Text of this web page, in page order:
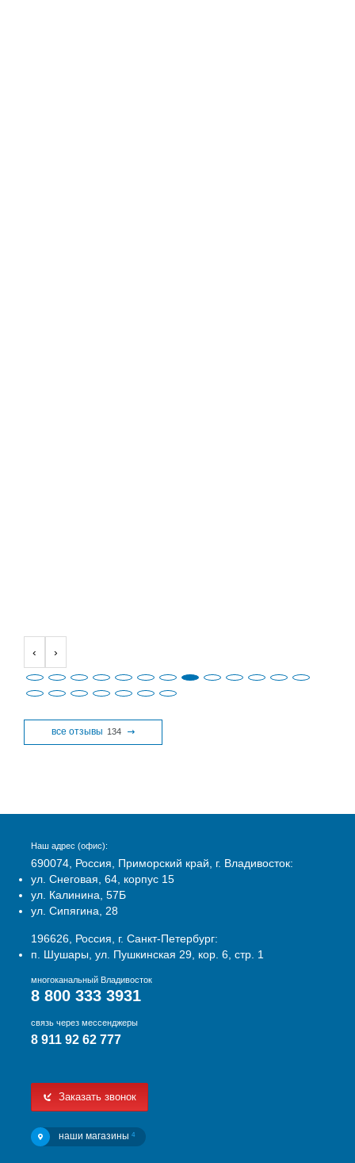
‹ ›
все отзывы 134
Наш адрес (офис):
690074, Россия, Приморский край, г. Владивосток:
ул. Снеговая, 64, корпус 15
ул. Калинина, 57Б
ул. Сипягина, 28
196626, Россия, г. Санкт-Петербург:
п. Шушары, ул. Пушкинская 29, кор. 6, стр. 1
многоканальный Владивосток
8 800 333 3931
связь через мессенджеры
8 911 92 62 777
Заказать звонок
наши магазины 4